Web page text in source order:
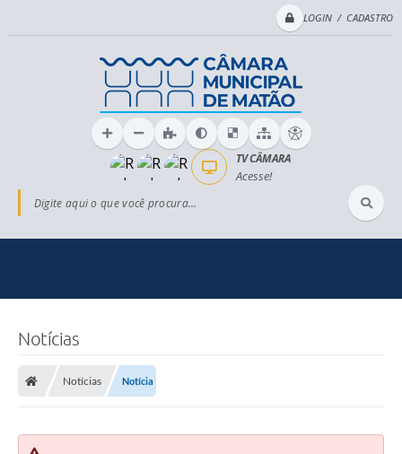
LOGIN / CADASTRO
Digite aqui o que você procura...
TV CÂMARA
Acesse!
Notícias
Notícias Notícia